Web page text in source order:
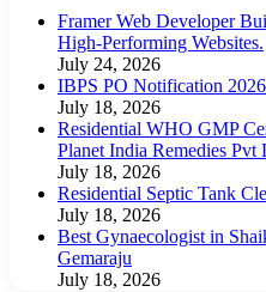
Framer Web Developer
High-Performing Websites.
July 24, 2026
IBPS PO Notification
July 18, 2026
Residential WHO GMP
Planet India Remedies Pvt
July 18, 2026
Residential Septic Tank
July 18, 2026
Best Gynaecologist in
Gemaraju
July 18, 2026